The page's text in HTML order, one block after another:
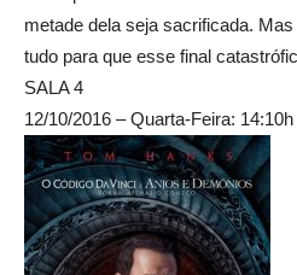
metade dela seja sacrificada.
tudo para que esse final
SALA 4
12/10/2016 – Quarta-Feira: